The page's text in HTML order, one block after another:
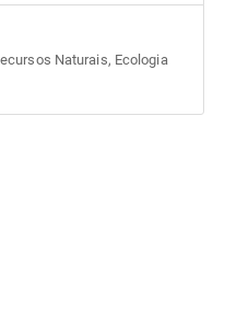
Naturais, Ecologia